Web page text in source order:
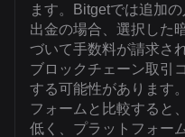
ます。Bitgetでは追加
出金の場合、選択した
づいて手数料が請求さ
ブロックチェーン取引
する可能性があります
フォームと比較すると
低く、プラットフォー